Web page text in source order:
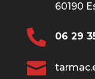
60190
 06 29
